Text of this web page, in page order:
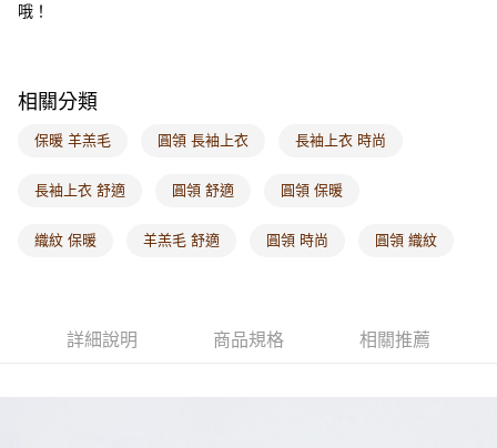
付款後門市自取
海外配送-港/澳/新/馬/泰國專屬
海外配送-其他亞洲地區
哦！
相關分類
保暖 羊羔毛 圓領 長袖上衣 長袖上衣 時尚
長袖上衣 舒適 圓領 舒適 圓領 保暖
織紋 保暖 羊羔毛 舒適 圓領 時尚 圓領 織紋
詳細說明 商品規格 相關推薦